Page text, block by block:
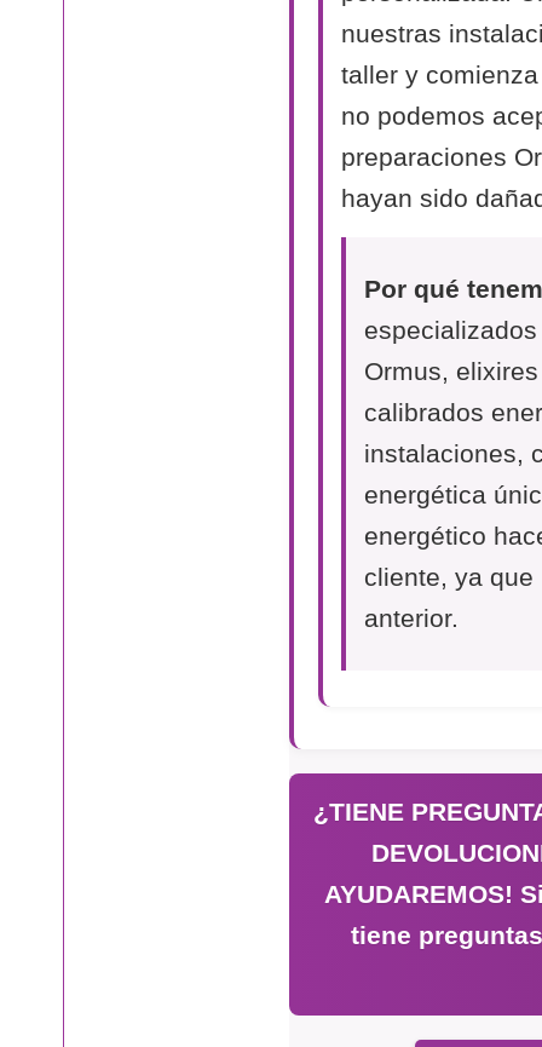
nuestras
taller y
no podemos
preparaciones
hayan sido
Por qué
Ormus,
calibrados
instalaciones,
energética
energético
cliente, ya
anterior.
¿TIENE
AYUDAREMOS!
tiene